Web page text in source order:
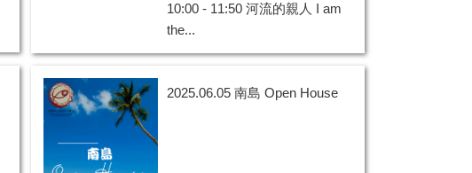
10:00 - 11:50 河流的親人 I am
the...
2025.06.05 南島 Open House